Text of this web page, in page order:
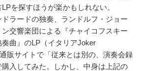
を探すほうが楽かもしれない。
ラードの独奏、ランドルフ・ジョー
交響楽団による『チャイコフスキー
奏曲』のLP（イタリアJoker
販サイトで「従来とは別の、演奏会録
入してみた。しかし、中身は上記の